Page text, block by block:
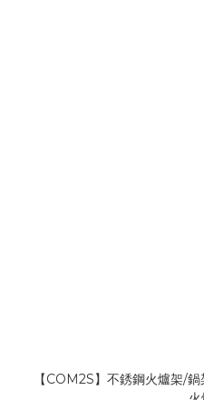
【COM2S】不銹鋼火爐架/